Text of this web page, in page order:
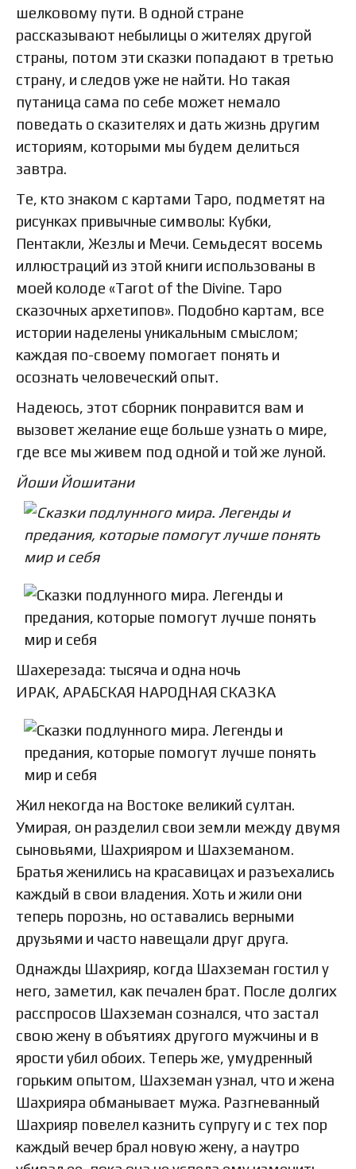
шелковому пути. В одной стране
рассказывают небылицы о жителях другой
страны, потом эти сказки попадают в третью
страну, и следов уже не найти. Но такая
путаница сама по себе может немало
поведать о сказителях и дать жизнь другим
историям, которыми мы будем делиться
завтра.
Те, кто знаком с картами Таро, подметят на
рисунках привычные символы: Кубки,
Пентакли, Жезлы и Мечи. Семьдесят восемь
иллюстраций из этой книги использованы в
моей колоде «Tarot of the Divine. Таро
сказочных архетипов». Подобно картам, все
истории наделены уникальным смыслом;
каждая по-своему помогает понять и
осознать человеческий опыт.
Надеюсь, этот сборник понравится вам и
вызовет желание еще больше узнать о мире,
где все мы живем под одной и той же луной.
Йоши Йошитани
Шахерезада: тысяча и одна ночь
ИРАК, АРАБСКАЯ НАРОДНАЯ СКАЗКА
Жил некогда на Востоке великий султан.
Умирая, он разделил свои земли между двумя
сыновьями, Шахрияром и Шахземаном.
Братья женились на красавицах и разъехались
каждый в свои владения. Хоть и жили они
теперь порознь, но оставались верными
друзьями и часто навещали друг друга.
Однажды Шахрияр, когда Шахземан гостил у
него, заметил, как печален брат. После долгих
расспросов Шахземан сознался, что застал
свою жену в объятиях другого мужчины и в
ярости убил обоих. Теперь же, умудренный
горьким опытом, Шахземан узнал, что и жена
Шахрияра обманывает мужа. Разгневанный
Шахрияр повелел казнить супругу и с тех пор
каждый вечер брал новую жену, а наутро